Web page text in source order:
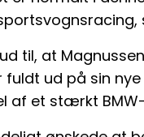
til, at
ud på sin
af et stærkt